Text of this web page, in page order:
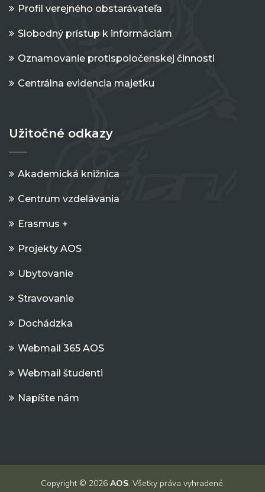
Profil verejného obstarávateľa
Slobodný prístup k informáciám
Oznamovanie protispoločenskej činnosti
Centrálna evidencia majetku
Užitočné odkazy
Akademická knižnica
Centrum vzdelávania
Erasmus +
Projekty AOS
Ubytovanie
Stravovanie
Dochádzka
Webmail 365 AOS
Webmail študenti
Napíšte nám
Copyright © 2026 AOS. Všetky práva vyhradené.